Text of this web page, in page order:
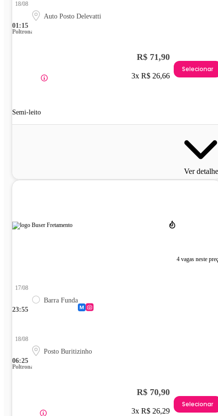
01:15
18/08
Auto Posto Delevatti
Poltrona
Semi-leito
R$ 71,90
3x R$ 26,66
Selecionar
Ver
4 vagas neste
23:55
17/08
Barra Funda
06:25
18/08
Posto Buritizinho
Poltrona
R$ 70,90
3x R$ 26,29
Selecionar